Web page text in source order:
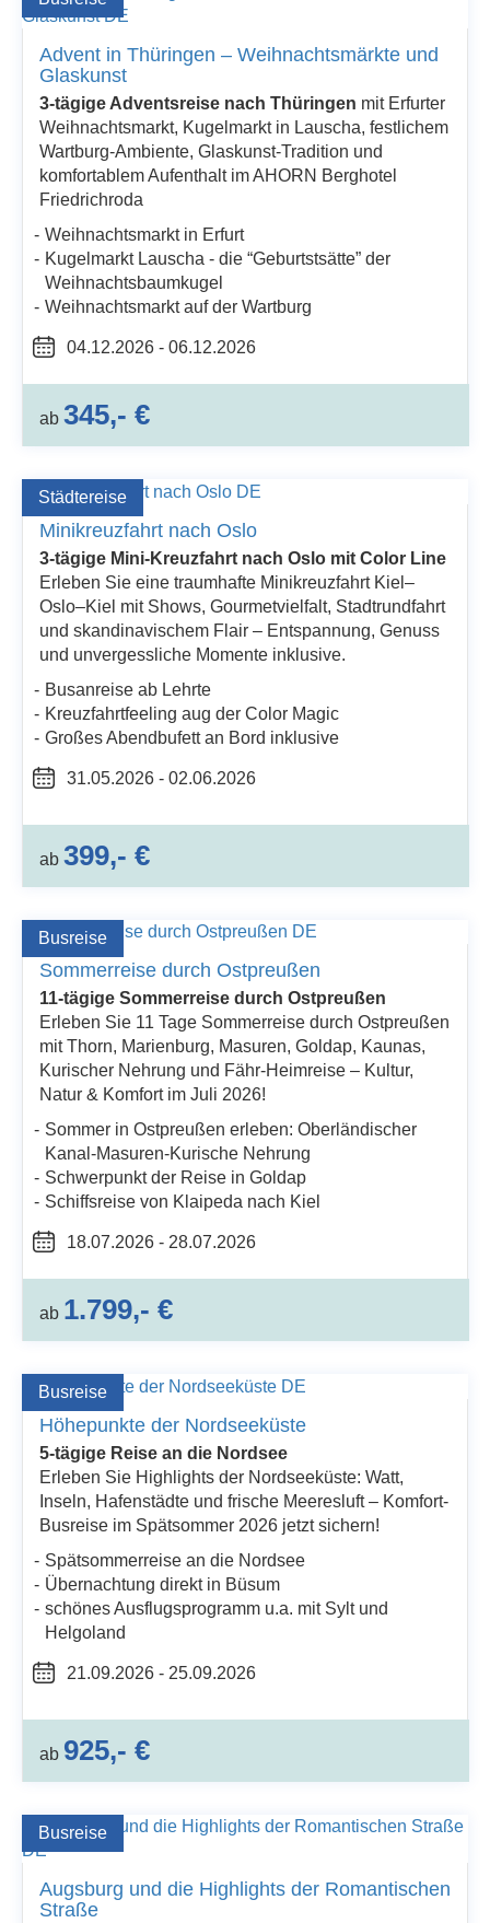
Advent in Thüringen – Weihnachtsmärkte und
Glaskunst
3-tägige Adventsreise nach Thüringen mit Erfurter
Weihnachtsmarkt, Kugelmarkt in Lauscha, festlichem
Wartburg-Ambiente, Glaskunst-Tradition und
komfortablem Aufenthalt im AHORN Berghotel
Friedrichroda
Weihnachtsmarkt in Erfurt
Kugelmarkt Lauscha - die “Geburtstsätte” der
Weihnachtsbaumkugel
Weihnachtsmarkt auf der Wartburg
04.12.2026 - 06.12.2026
ab 345,- €
Städtereise
Minikreuzfahrt nach Oslo
3-tägige Mini-Kreuzfahrt nach Oslo mit Color Line
Erleben Sie eine traumhafte Minikreuzfahrt Kiel–
Oslo–Kiel mit Shows, Gourmetvielfalt, Stadtrundfahrt
und skandinavischem Flair – Entspannung, Genuss
und unvergessliche Momente inklusive.
Busanreise ab Lehrte
Kreuzfahrtfeeling aug der Color Magic
Großes Abendbufett an Bord inklusive
31.05.2026 - 02.06.2026
ab 399,- €
Busreise
Sommerreise durch Ostpreußen
11-tägige Sommerreise durch Ostpreußen
Erleben Sie 11 Tage Sommerreise durch Ostpreußen
mit Thorn, Marienburg, Masuren, Goldap, Kaunas,
Kurischer Nehrung und Fähr-Heimreise – Kultur,
Natur & Komfort im Juli 2026!
Sommer in Ostpreußen erleben: Oberländischer
Kanal-Masuren-Kurische Nehrung
Schwerpunkt der Reise in Goldap
Schiffsreise von Klaipeda nach Kiel
18.07.2026 - 28.07.2026
ab 1.799,- €
Busreise
Höhepunkte der Nordseeküste
5-tägige Reise an die Nordsee
Erleben Sie Highlights der Nordseeküste: Watt,
Inseln, Hafenstädte und frische Meeresluft – Komfort-
Busreise im Spätsommer 2026 jetzt sichern!
Spätsommerreise an die Nordsee
Übernachtung direkt in Büsum
schönes Ausflugsprogramm u.a. mit Sylt und
Helgoland
21.09.2026 - 25.09.2026
ab 925,- €
Busreise
Augsburg und die Highlights der Romantischen
Straße